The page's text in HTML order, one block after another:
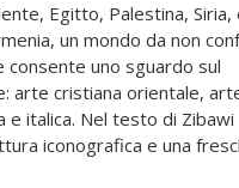
Egitto, Palestina, Siria,
un mondo da non
consente uno sguardo sul
arte cristiana orientale,
e italica. Nel testo di Zibawi
iconografica e una
arco dello sviluppo dell'arte
e storia di un
un meticciato tra le varie
e che ha condotto